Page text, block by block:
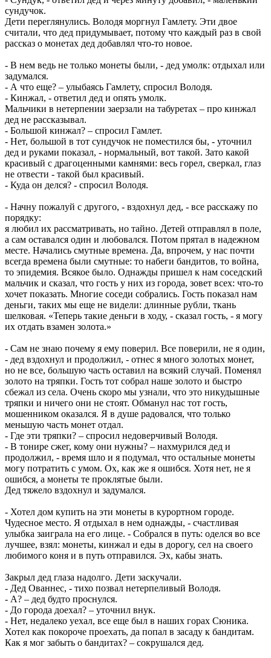
сундучок.
Дети переглянулись. Володя моргнул Гамлету. Эти двое
считали, что дед придумывает, потому что каждый раз в свой
рассказ о монетах дед добавлял что-то новое.
- В нем ведь не только монеты были, - дед умолк: отдыхал или
задумался.
- А что еще? – улыбаясь Гамлету, спросил Володя.
- Кинжал, - ответил дед и опять умолк.
Мальчики в нетерпении заерзали на табуретах – про кинжал
дед не рассказывал.
- Большой кинжал? – спросил Гамлет.
- Нет, большой в тот сундучок не поместился бы, - уточнил
дед и руками показал, - нормальный, вот такой. Зато какой
красивый с драгоценными камнями: весь горел, сверкал, глаз
не отвести - такой был красивый.
- Куда он делся? - спросил Володя.
- Начну пожалуй с другого, - вздохнул дед, - все расскажу по
порядку:
я любил их рассматривать, но тайно. Детей отправлял в поле,
а сам оставался один и любовался. Потом прятал в надежном
месте. Начались смутные времена. Да, впрочем, у нас почти
всегда времена были смутные: то набеги бандитов, то война,
то эпидемия. Всякое было. Однажды пришел к нам соседский
мальчик и сказал, что гость у них из города, зовет всех: что-то
хочет показать. Многие соседи собрались. Гость показал нам
деньги, таких мы еще не видели: длинные рубли, ткань
шелковая. «Теперь такие деньги в ходу, - сказал гость, - я могу
их отдать взамен золота.»
- Сам не знаю почему я ему поверил. Все поверили, не я один,
- дед вздохнул и продолжил, - отнес я много золотых монет,
но не все, большую часть оставил на всякий случай. Поменял
золото на тряпки. Гость тот собрал наше золото и быстро
сбежал из села. Очень скоро мы узнали, что это никудышные
тряпки и ничего они не стоят. Обманул нас тот гость,
мошенником оказался. Я в душе радовался, что только
меньшую часть монет отдал.
- Где эти тряпки? – спросил недоверчивый Володя.
- В тонире сжег, кому они нужны? – нахмурился дед и
продолжил, - время шло и я подумал, что остальные монеты
могу потратить с умом. Ох, как же я ошибся. Хотя нет, не я
ошибся, а монеты те проклятые были.
Дед тяжело вздохнул и задумался.
- Хотел дом купить на эти монеты в курортном городе.
Чудесное место. Я отдыхал в нем однажды, - счастливая
улыбка заиграла на его лице. - Собрался в путь: оделся во все
лучшее, взял: монеты, кинжал и еды в дорогу, сел на своего
любимого коня и в путь отправился. Эх, кабы знать.
Закрыл дед глаза надолго. Дети заскучали.
- Дед Ованнес, - тихо позвал нетерпеливый Володя.
- А? – дед будто проснулся.
- До города доехал? – уточнил внук.
- Нет, недалеко уехал, все еще был в наших горах Сюника.
Хотел как покороче проехать, да попал в засаду к бандитам.
Как я мог забыть о бандитах? – сокрушался дед.